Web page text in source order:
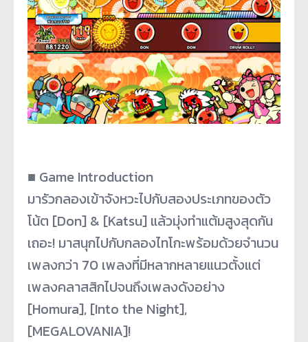
■ Game Introduction
มารัวกลองเข้าจังหวะไปกับสองประเภทของตัว
โน้ต [Don] & [Katsu] แล้วมุ่งทำแต้มสูงสุดกัน
เถอะ! มาสนุกไปกับกลองไทโกะพร้อมด้วยจำนวน
เพลงกว่า 70 เพลงที่มีหลากหลายแนวตั้งแต่
เพลงคลาสสิกไปจนถึงเพลงดังอย่าง
[Homura], [Into the Night],
[MEGALOVANIA]!